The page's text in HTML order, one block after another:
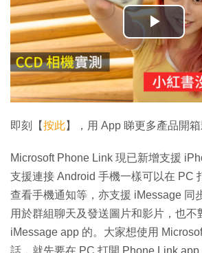
播
放
影
片
即刻【按此】，用 App 睇更多產品開
Microsoft Phone Link 現已新增支援
支援連接 Android 手機一樣可以在 PC
查看手機通知等，亦支援 iMessage 同
用於群組聊天及發送圖片和影片，也不
iMessage app 的。大家想使用
話，就先要在 PC 打開 Phone Link